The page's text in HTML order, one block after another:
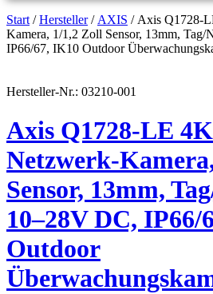
Start /Hersteller/ AXIS / Axis Q1728-
Kamera, 1/1,2 Zoll Sensor, 13mm,
IP66/67, IK10 Outdoor
Hersteller-Nr.: 03210-001
Axis Q1728-LE
Netzwerk-
Sensor, 13mm,
10–28V DC, IP66/
Outdoor